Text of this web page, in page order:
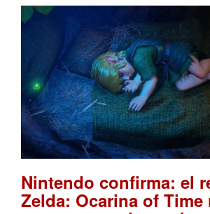
Nintendo confirma: el
Zelda: Ocarina of